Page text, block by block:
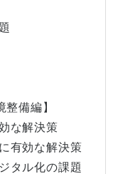
備編】
な解決策
有効な解決策
タル化の課題